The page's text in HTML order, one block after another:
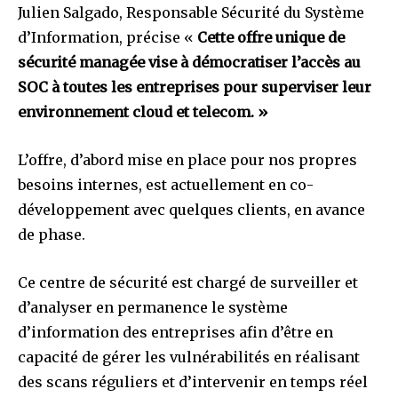
Julien Salgado, Responsable Sécurité du Système
d’Information, précise « Cette offre unique de
sécurité managée vise à démocratiser l’accès au
SOC à toutes les entreprises pour superviser leur
environnement cloud et telecom. »
L’offre, d’abord mise en place pour nos propres
besoins internes, est actuellement en co-
développement avec quelques clients, en avance
de phase.
Ce centre de sécurité est chargé de surveiller et
d’analyser en permanence le système
d’information des entreprises afin d’être en
capacité de gérer les vulnérabilités en réalisant
des scans réguliers et d’intervenir en temps réel